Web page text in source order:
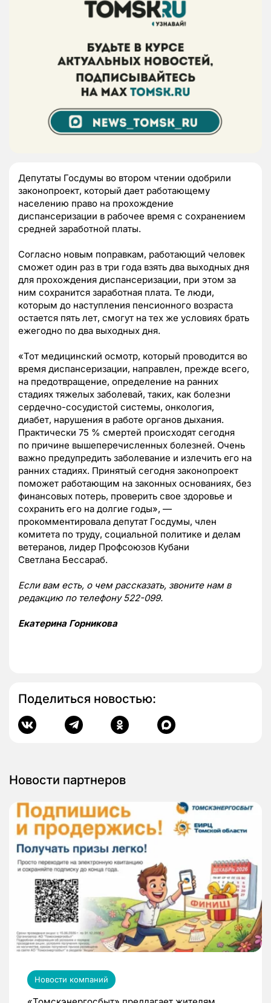
Депутаты Госдумы во втором чтении одобрили
законопроект, который дает работающему
населению право на прохождение
диспансеризации в рабочее время с сохранением
средней заработной платы.
Согласно новым поправкам, работающий человек
сможет один раз в три года взять два выходных дня
для прохождения диспансеризации, при этом за
ним сохранится заработная плата. Те люди,
которым до наступления пенсионного возраста
остается пять лет, смогут на тех же условиях брать
ежегодно по два выходных дня.
«Тот медицинский осмотр, который проводится во
время диспансеризации, направлен, прежде всего,
на предотвращение, определение на ранних
стадиях тяжелых заболевай, таких, как болезни
сердечно-сосудистой системы, онкология,
диабет, нарушения в работе органов дыхания.
Практически 75 % смертей происходят сегодня
по причине вышеперечисленных болезней. Очень
важно предупредить заболевание и излечить его на
ранних стадиях. Принятый сегодня законопроект
поможет работающим на законных основаниях, без
финансовых потерь, проверить свое здоровье и
сохранить его на долгие годы», —
прокомментировала депутат Госдумы, член
комитета по труду, социальной политике и делам
ветеранов, лидер Профсоюзов Кубани
Светлана Бессараб.
Если вам есть, о чем рассказать, звоните нам в
редакцию по телефону 522-099.
Екатерина Горникова
Поделиться новостью:
Новости партнеров
Новости компаний